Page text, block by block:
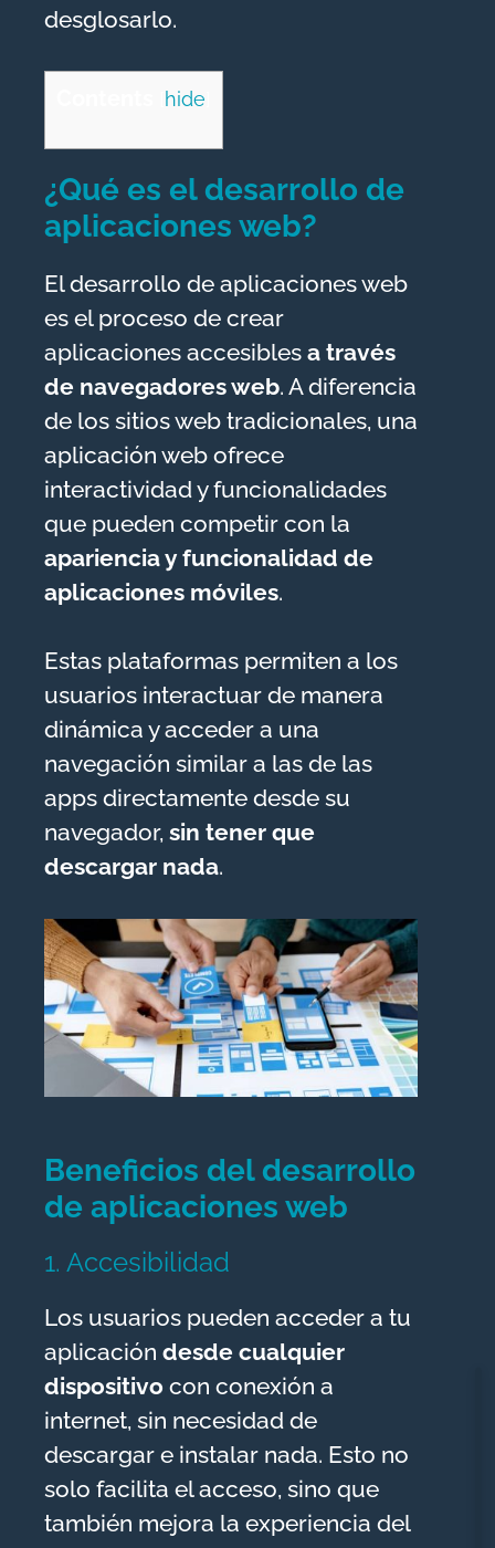
desglosarlo.
hide
¿Qué es el desarrollo de
aplicaciones web?
El desarrollo de aplicaciones web
es el proceso de crear
aplicaciones accesibles a través
de navegadores web. A diferencia
de los sitios web tradicionales, una
aplicación web ofrece
interactividad y funcionalidades
que pueden competir con la
apariencia y funcionalidad de
aplicaciones móviles.
Estas plataformas permiten a los
usuarios interactuar de manera
dinámica y acceder a una
navegación similar a las de las
apps directamente desde su
navegador, sin tener que
descargar nada.
Beneficios del desarrollo
de aplicaciones web
1. Accesibilidad
Los usuarios pueden acceder a tu
aplicación desde cualquier
dispositivo con conexión a
internet, sin necesidad de
descargar e instalar nada. Esto no
solo facilita el acceso, sino que
también mejora la experiencia del